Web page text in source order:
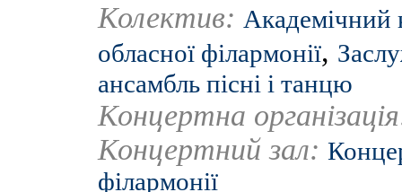
Колектив: Академічний
обласної філармонії,
ансамбль пісні і танцю
Концертна
Концертний зал:
філармонії